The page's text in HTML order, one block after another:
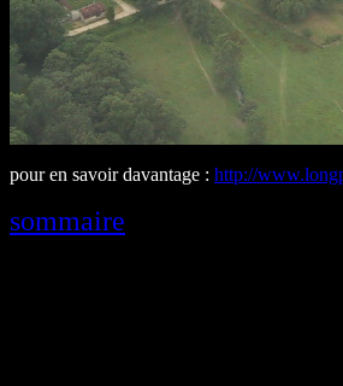
pour en savoir davantage : http://
sommaire